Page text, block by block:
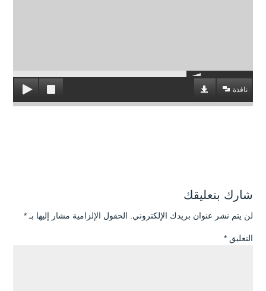
نافذة
شارك بتعليقك
لن يتم نشر عنوان بريدك الإلكتروني. الحقول الإلزامية مشار إليها بـ *
التعليق *